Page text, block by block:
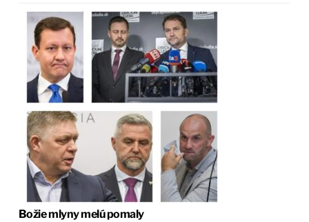
Božie mlyny melú pomaly